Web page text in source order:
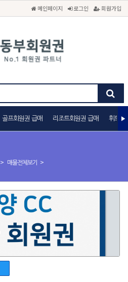
메인페이지 로그인 회원가입
> 매물전체보기 >
골프회원권 급매 리조트회원권 급매 휘트니